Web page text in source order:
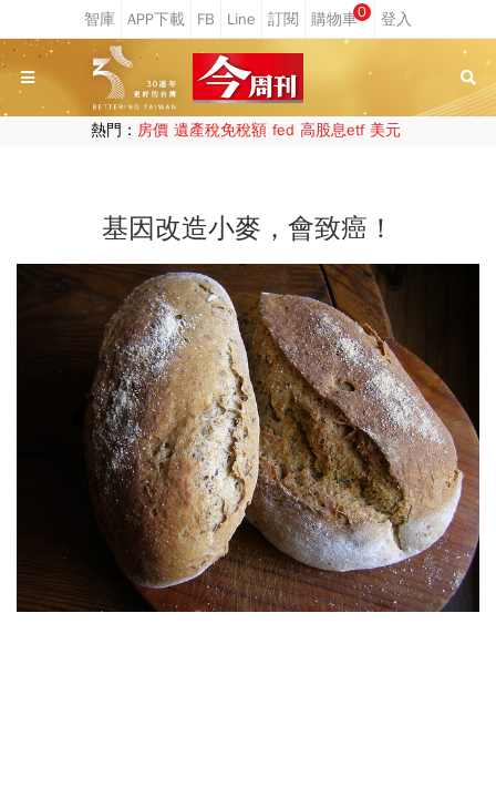
0
熱門： 房價 遺產稅免稅額 fed 高股息etf 美元
基因改造小麥，會致癌！